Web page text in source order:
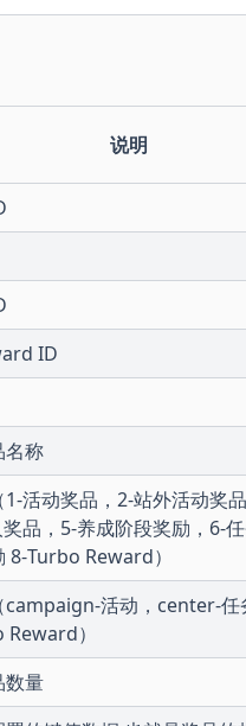
说明
ID
名称
活动奖品，2-站外活动奖
品，5-养成阶段奖励，6-
8-Turbo Reward）
campaign-活动，center-任
）
数量